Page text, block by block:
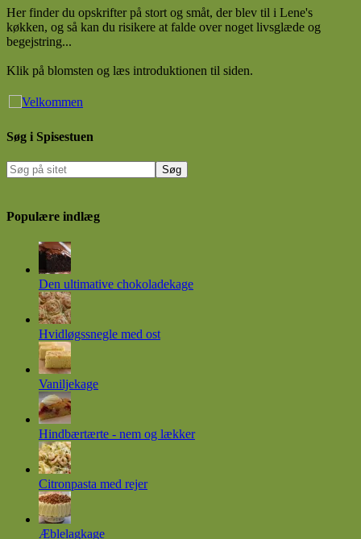
Her finder du opskrifter på stort og småt, der blev til i Lene's
køkken, og så kan du risikere at falde over noget livsglæde og
begejstring...
Klik på blomsten og læs introduktionen til siden.
Søg i Spisestuen
Populære indlæg
Den ultimative chokoladekage
Hvidløgssnegle med ost
Vaniljekage
Hindbærtærte - nem og lækker
Citronpasta med rejer
Æblelagkage